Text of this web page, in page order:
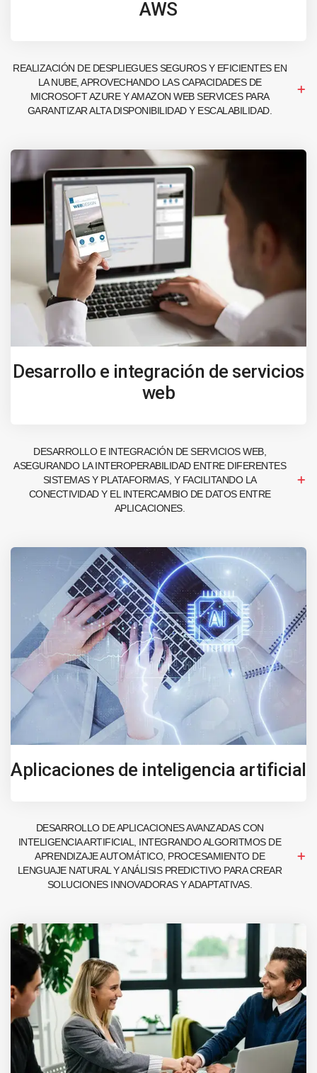
AWS
REALIZACIÓN DE DESPLIEGUES SEGUROS Y EFICIENTES EN
LA NUBE, APROVECHANDO LAS CAPACIDADES DE
MICROSOFT AZURE Y AMAZON WEB SERVICES PARA
GARANTIZAR ALTA DISPONIBILIDAD Y ESCALABILIDAD.
Desarrollo e integración de servicios
web
DESARROLLO E INTEGRACIÓN DE SERVICIOS WEB,
ASEGURANDO LA INTEROPERABILIDAD ENTRE DIFERENTES
SISTEMAS Y PLATAFORMAS, Y FACILITANDO LA
CONECTIVIDAD Y EL INTERCAMBIO DE DATOS ENTRE
APLICACIONES.
Aplicaciones de inteligencia artificial
DESARROLLO DE APLICACIONES AVANZADAS CON
INTELIGENCIA ARTIFICIAL, INTEGRANDO ALGORITMOS DE
APRENDIZAJE AUTOMÁTICO, PROCESAMIENTO DE
LENGUAJE NATURAL Y ANÁLISIS PREDICTIVO PARA CREAR
SOLUCIONES INNOVADORAS Y ADAPTATIVAS.